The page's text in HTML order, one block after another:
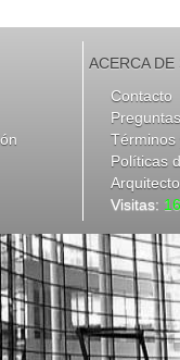
ACERCA
Contacto
Términos
Políticas
Visitas: